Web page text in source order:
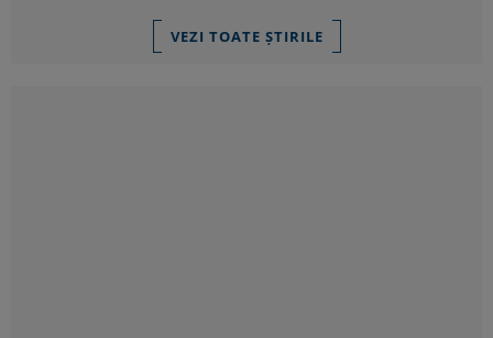
VEZI TOATE ȘTIRILE